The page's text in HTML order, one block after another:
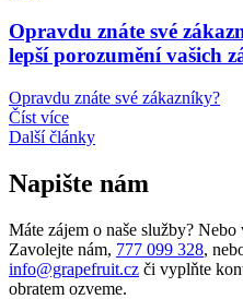
Opravdu znáte své
lepší porozumění vašich
Opravdu znáte své zákazníky?
Číst více
Další články
Napište nám
Máte zájem o naše služby?
Zavolejte nám, 777 099 328,
info@grapefruit.cz či vyplňte
obratem ozveme.